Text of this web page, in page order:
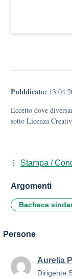
Pubblicato:
Eccetto dove
sotto Licenza
Stampa /
Argomenti
Bacheca
Persone
Aurelia
Dirigente